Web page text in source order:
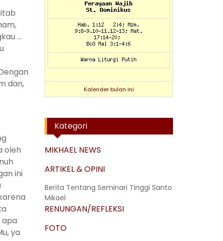
…
dan,
oleh
ini
apa
ya
Kalender bulan ini
Kategori
MIKHAEL NEWS
ARTIKEL & OPINI
Berita Tentang Seminari Tinggi Santo
Mikael
RENUNGAN/REFLEKSI
FOTO